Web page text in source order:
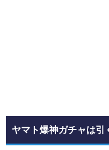
ヤマト爆神ガチャは引